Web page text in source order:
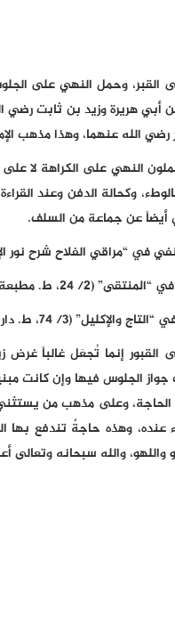
وحمل النهي على
أبي هريرة وزيد بن ثابت
الله عنهما، وهذا مذهب
النهي على الكراهة لا
وكحالة الدفن وعند
أيضاً عن جماعة من السلف.
الفلاح شرح نور الإيضاح” (ص: 229، ط،
ط. مطبعة السعادة): اهـ.
(3/ 74، ط. دار الكتب العلمية): اهـ.
القبور إنما تُجعَل غالباً غرض
الجلوس فيها وإن كانت
وعلى مذهب من يستثني
عنده، وهذه حاجةٌ تندفع
واللهو، والله سبحانه وتعالى